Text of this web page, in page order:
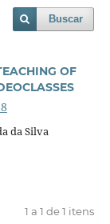
Buscar
OF
da Silva
1 a 1 de 1 itens